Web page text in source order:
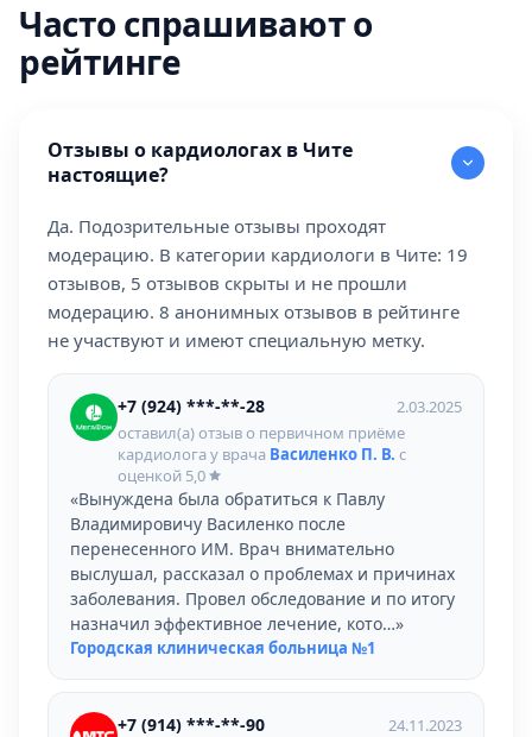
Часто спрашивают о
рейтинге
Отзывы о кардиологах в Чите
настоящие?
Да. Подозрительные отзывы проходят
модерацию. В категории кардиологи в Чите: 19
отзывов, 5 отзывов скрыты и не прошли
модерацию. 8 анонимных отзывов в рейтинге
не участвуют и имеют специальную метку.
+7 (924) ***-**-28
2.03.2025
оставил(а) отзыв о первичном приёме
кардиолога у врача Василенко П. В. с
оценкой 5,0
«Вынуждена была обратиться к Павлу
Владимировичу Василенко после
перенесенного ИМ. Врач внимательно
выслушал, рассказал о проблемах и причинах
заболевания. Провел обследование и по итогу
назначил эффективное лечение, кото…»
Городская клиническая больница №1
+7 (914) ***-**-90
24.11.2023